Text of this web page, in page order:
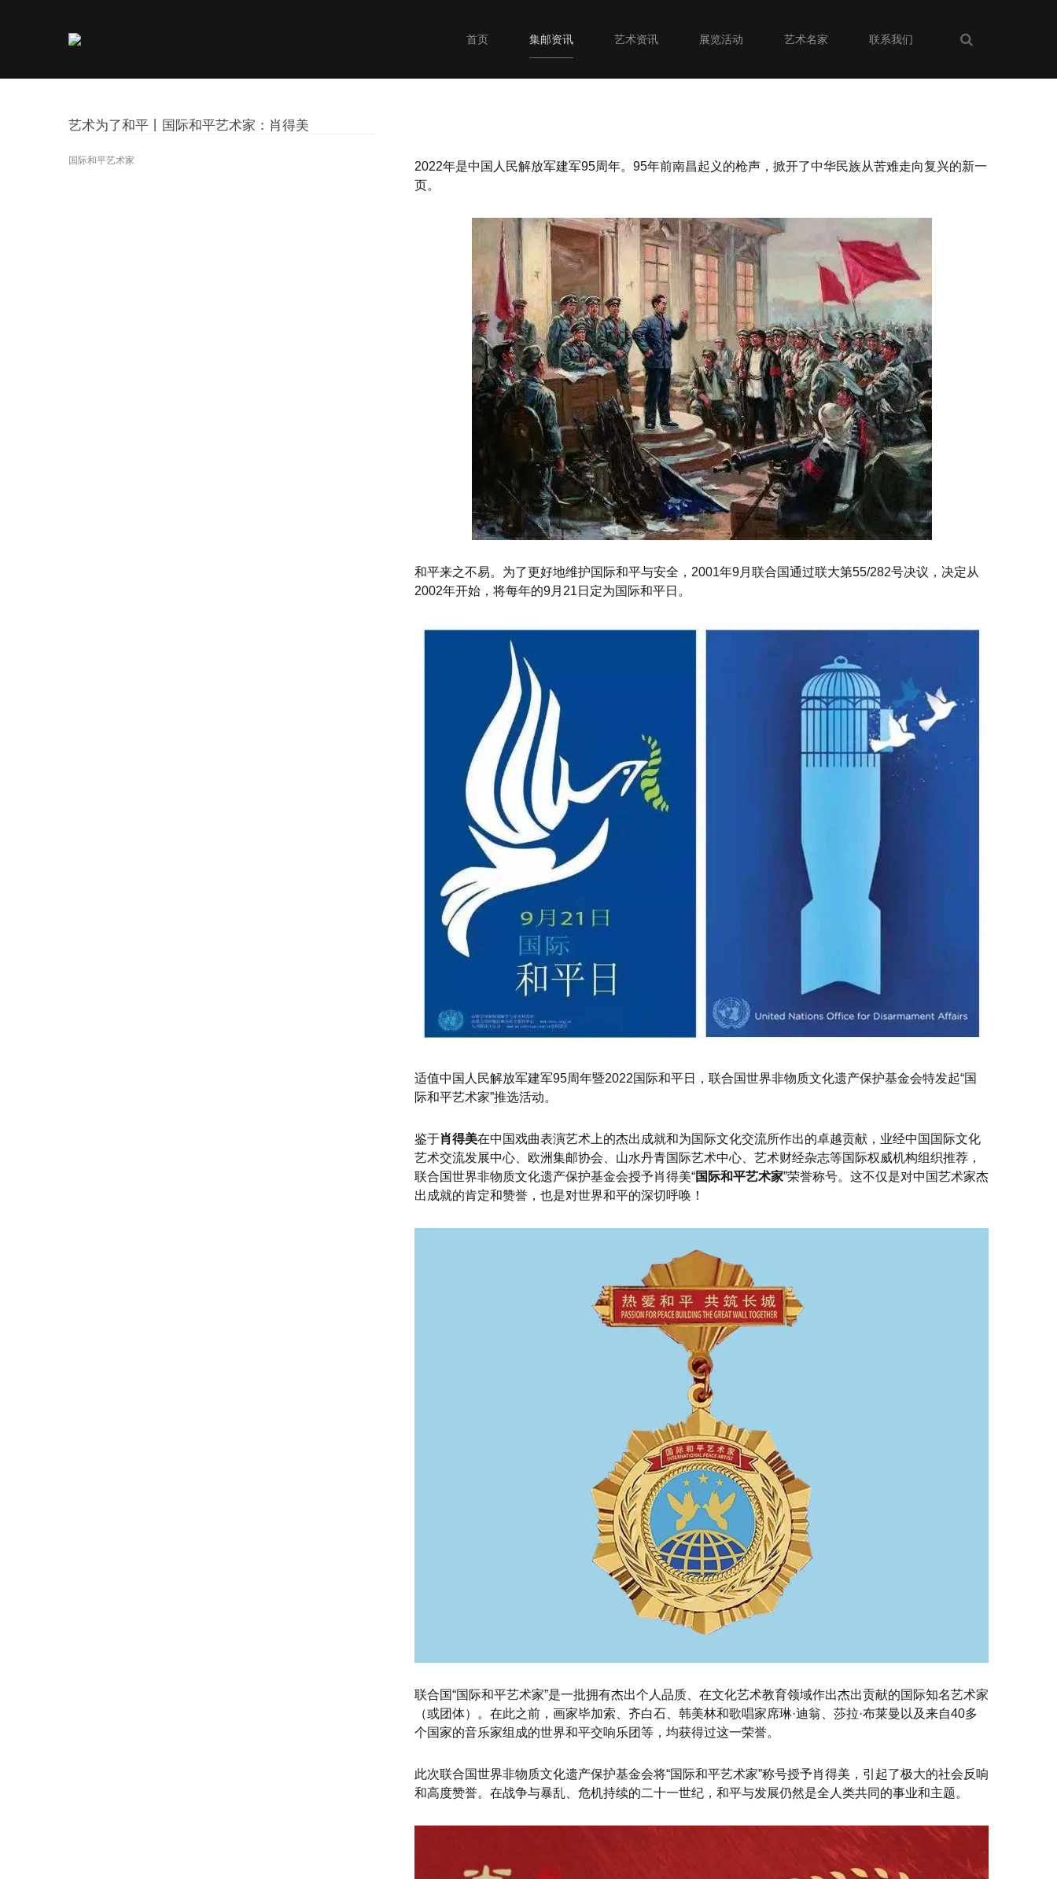
首页 集邮资讯 艺术资讯 展览活动 艺术名家 联系我们
2022年是中国人民解放军建军95周年。95年前南昌起义的枪声，掀开了中华民族从苦难走向复兴的新一
页。
和平来之不易。为了更好地维护国际和平与安全，2001年9月联合国通过联大第55/282号决议，决定从
2002年开始，将每年的9月21日定为国际和平日。
适值中国人民解放军建军95周年暨2022国际和平日，联合国世界非物质文化遗产保护基金会特发起“国
际和平艺术家”推选活动。
鉴于肖得美在中国戏曲表演艺术上的杰出成就和为国际文化交流所作出的卓越贡献，业经中国国际文化
艺术交流发展中心、欧洲集邮协会、山水丹青国际艺术中心、艺术财经杂志等国际权威机构组织推荐，
联合国世界非物质文化遗产保护基金会授予肖得美“国际和平艺术家”荣誉称号。这不仅是对中国艺术家杰
出成就的肯定和赞誉，也是对世界和平的深切呼唤！
联合国“国际和平艺术家”是一批拥有杰出个人品质、在文化艺术教育领域作出杰出贡献的国际知名艺术家
（或团体）。在此之前，画家毕加索、齐白石、韩美林和歌唱家席琳·迪翁、莎拉·布莱曼以及来自40多
个国家的音乐家组成的世界和平交响乐团等，均获得过这一荣誉。
此次联合国世界非物质文化遗产保护基金会将“国际和平艺术家”称号授予肖得美，引起了极大的社会反响
和高度赞誉。在战争与暴乱、危机持续的二十一世纪，和平与发展仍然是全人类共同的事业和主题。
艺术为了和平丨国际和平艺术家：肖得美
国际和平艺术家